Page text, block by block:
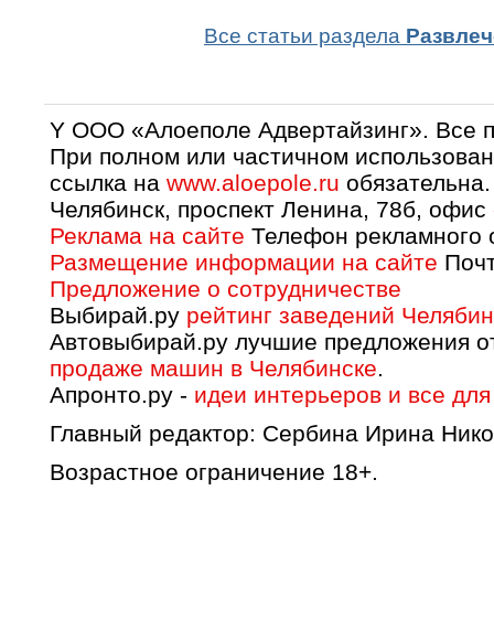
Все статьи раздела
Y OOO «Алоеполе Адвертайзинг».
При полном или частичном
ссылка на www.aloepole.ru обязательна.
Челябинск, проспект Ленина, 78б, офис
Реклама на сайте Телефон рекламного
Размещение информации на сайте
Предложение о сотрудничестве
Выбирай.ру рейтинг заведений
Автовыбирай.ру лучшие предложения
продаже машин в Челябинске.
Апронто.ру - идеи интерьеров и все
Главный редактор: Сербина Ирина
Возрастное ограничение 18+.